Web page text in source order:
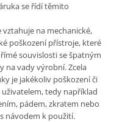
se řídí těmito
vztahuje na mechanické,
poškození přístroje, které
souvislosti se špatným
na vady výrobní. Zcela
je jakékoliv poškození či
tedy například
pádem, zkratem nebo
návodem k použití.